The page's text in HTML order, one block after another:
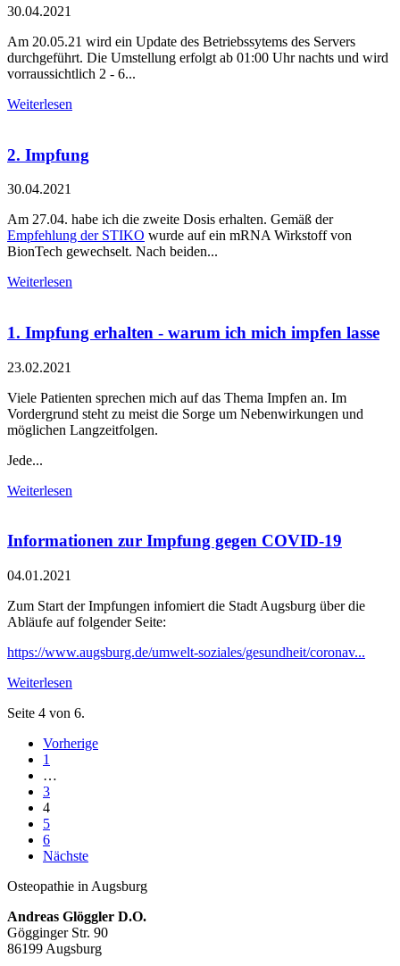
30.04.2021
Am 20.05.21 wird ein Update des Betriebssytems des Servers
durchgeführt. Die Umstellung erfolgt ab 01:00 Uhr nachts und wird
vorraussichtlich 2 - 6...
Weiterlesen
2. Impfung
30.04.2021
Am 27.04. habe ich die zweite Dosis erhalten. Gemäß der
Empfehlung der STIKO wurde auf ein mRNA Wirkstoff von
BionTech gewechselt. Nach beiden...
Weiterlesen
1. Impfung erhalten - warum ich mich impfen lasse
23.02.2021
Viele Patienten sprechen mich auf das Thema Impfen an. Im
Vordergrund steht zu meist die Sorge um Nebenwirkungen und
möglichen Langzeitfolgen.
Jede...
Weiterlesen
Informationen zur Impfung gegen COVID-19
04.01.2021
Zum Start der Impfungen infomiert die Stadt Augsburg über die
Abläufe auf folgender Seite:
https://www.augsburg.de/umwelt-soziales/gesundheit/coronav...
Weiterlesen
Seite 4 von 6.
Vorherige
1
…
3
4
5
6
Nächste
Osteopathie in Augsburg
Andreas Glöggler D.O.
Gögginger Str. 90
86199 Augsburg